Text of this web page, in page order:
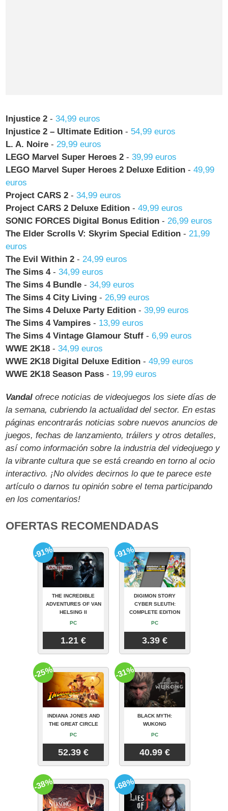
Injustice 2 -34,99 euros
Injustice 2 – Ultimate Edition - 54,99 euros
L. A. Noire - 29,99 euros
LEGO Marvel Super Heroes 2 -39,99 euros
LEGO Marvel Super Heroes 2 Deluxe Edition -49,99
euros
Project CARS 2 -34,99 euros
Project CARS 2 Deluxe Edition -49,99 euros
SONIC FORCES Digital Bonus Edition - 26,99 euros
The Elder Scrolls V: Skyrim Special Edition - 21,99
euros
The Evil Within 2 - 24,99 euros
The Sims 4-34,99 euros
The Sims 4 Bundle -34,99 euros
The Sims 4 City Living - 26,99 euros
The Sims 4 Deluxe Party Edition -39,99 euros
The Sims 4 Vampires - 13,99 euros
The Sims 4 Vintage Glamour Stuff -6,99 euros
WWE 2K18 -34,99 euros
WWE 2K18 Digital Deluxe Edition -49,99 euros
WWE 2K18 Season Pass - 19,99 euros
Vandal ofrece noticias de videojuegos los siete días de
la semana, cubriendo la actualidad del sector. En estas
páginas encontrarás noticias sobre nuevos anuncios de
juegos, fechas de lanzamiento, tráilers y otros detalles,
así como información sobre la industria del videojuego y
la vibrante cultura que se está creando en torno al ocio
interactivo. ¡No olvides decirnos lo que te parece este
artículo o darnos tu opinión sobre el tema participando
en los comentarios!
OFERTAS RECOMENDADAS
THE INCREDIBLE
ADVENTURES OF VAN
HELSING II
PC
1.21 €
-91%
DIGIMON STORY
CYBER SLEUTH:
COMPLETE EDITION
PC
3.39 €
-91%
INDIANA JONES AND
THE GREAT CIRCLE
PC
52.39 €
-25%
BLACK MYTH:
WUKONG
PC
40.99 €
-31%
-38% -68%